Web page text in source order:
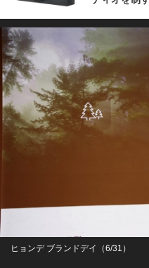
ヒョンデ ブランドデイ（6/31）